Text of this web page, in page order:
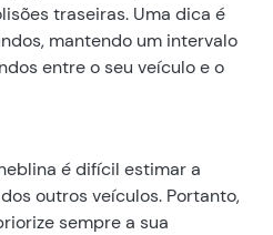
traseiras. Uma dica é
mantendo um intervalo
entre o seu veículo e o
é difícil estimar a
outros veículos. Portanto,
sempre a sua